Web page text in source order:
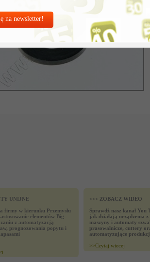
na newsletter!
UNIJNE
firmy w kierunku Przemysłu
elementów Big
z automatyzacją
prognozowania popytu i
>>> ZOBACZ WIDEO
Sprawdź nasz kanał You
jak działają urządzenia
maszyny i automaty
prasowalnicze, cuttery
automatyzujące
>>Czytaj wiecej